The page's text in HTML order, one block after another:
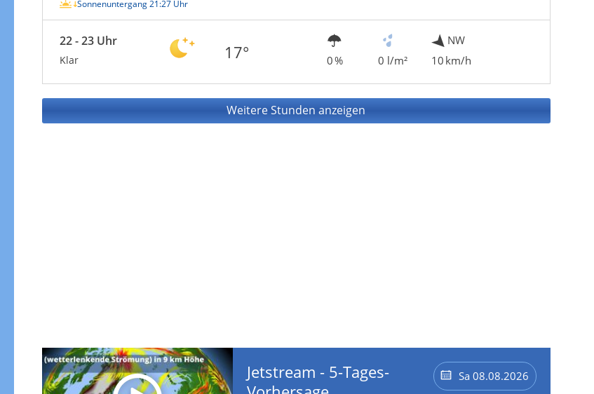
Sonnenuntergang 21:27 Uhr
22 - 23 Uhr
Klar 17° 0 % 0 l/m²
NW
10 km/h
Weitere Stunden anzeigen
Sa 08.08.2026
Jetstream - 5-Tages-